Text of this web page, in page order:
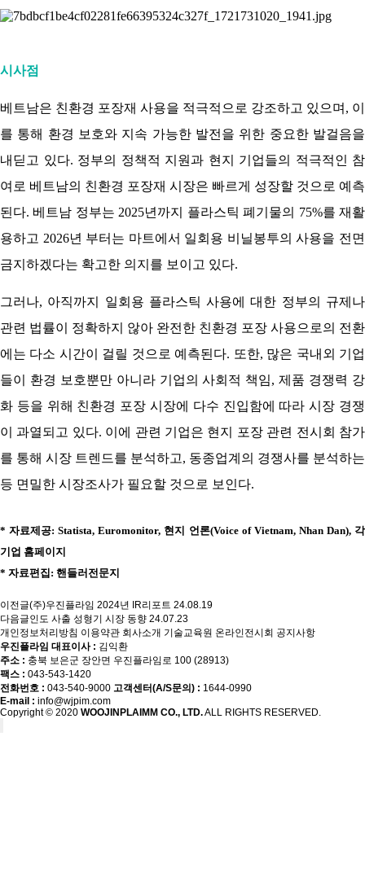
시사점
베트남은 친환경 포장재 사용을 적극적으로 강조하고 있으며, 이
를 통해 환경 보호와 지속 가능한 발전을 위한 중요한 발걸음을
내딛고 있다. 정부의 정책적 지원과 현지 기업들의 적극적인 참
여로 베트남의 친환경 포장재 시장은 빠르게 성장할 것으로 예측
된다. 베트남 정부는 2025년까지 플라스틱 폐기물의 75%를 재활
용하고 2026년 부터는 마트에서 일회용 비닐봉투의 사용을 전면
금지하겠다는 확고한 의지를 보이고 있다.
그러나, 아직까지 일회용 플라스틱 사용에 대한 정부의 규제나
관련 법률이 정확하지 않아 완전한 친환경 포장 사용으로의 전환
에는 다소 시간이 걸릴 것으로 예측된다. 또한, 많은 국내외 기업
들이 환경 보호뿐만 아니라 기업의 사회적 책임, 제품 경쟁력 강
화 등을 위해 친환경 포장 시장에 다수 진입함에 따라 시장 경쟁
이 과열되고 있다. 이에 관련 기업은 현지 포장 관련 전시회 참가
를 통해 시장 트렌드를 분석하고, 동종업계의 경쟁사를 분석하는
등 면밀한 시장조사가 필요할 것으로 보인다.
* 자료제공: Statista, Euromonitor, 현지 언론(Voice of Vietnam, Nhan Dan), 각
기업 홈페이지
* 자료편집: 핸들러전문지
이전글(주)우진플라임 2024년 IR리포트 24.08.19
다음글인도 사출 성형기 시장 동향 24.07.23
개인정보처리방침 이용약관 회사소개 기술교육원 온라인전시회 공지사항
우진플라임 대표이사 : 김익환
주소 : 충북 보은군 장안면 우진플라임로 100 (28913)
팩스 : 043-543-1420
전화번호 : 043-540-9000 고객센터(A/S문의) : 1644-0990
E-mail : info@wjpim.com
Copyright © 2020 WOOJINPLAIMM CO., LTD.ALL RIGHTS RESERVED.